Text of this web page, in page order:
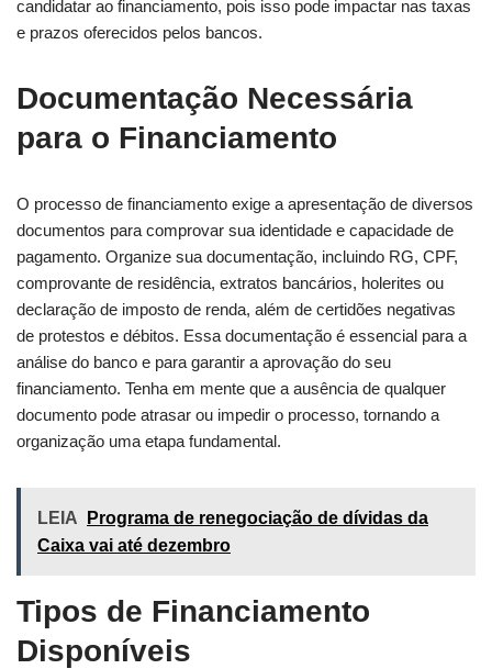
candidatar ao financiamento, pois isso pode impactar nas taxas
e prazos oferecidos pelos bancos.
Documentação Necessária
para o Financiamento
O processo de financiamento exige a apresentação de diversos
documentos para comprovar sua identidade e capacidade de
pagamento. Organize sua documentação, incluindo RG, CPF,
comprovante de residência, extratos bancários, holerites ou
declaração de imposto de renda, além de certidões negativas
de protestos e débitos. Essa documentação é essencial para a
análise do banco e para garantir a aprovação do seu
financiamento. Tenha em mente que a ausência de qualquer
documento pode atrasar ou impedir o processo, tornando a
organização uma etapa fundamental.
LEIA
Programa de renegociação de dívidas da
Caixa vai até dezembro
Tipos de Financiamento
Disponíveis